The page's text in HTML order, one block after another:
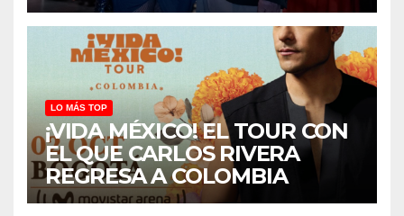
LO MÁS TOP
¡VIDA MÉXICO! EL TOUR CON
EL QUE CARLOS RIVERA
REGRESA A COLOMBIA